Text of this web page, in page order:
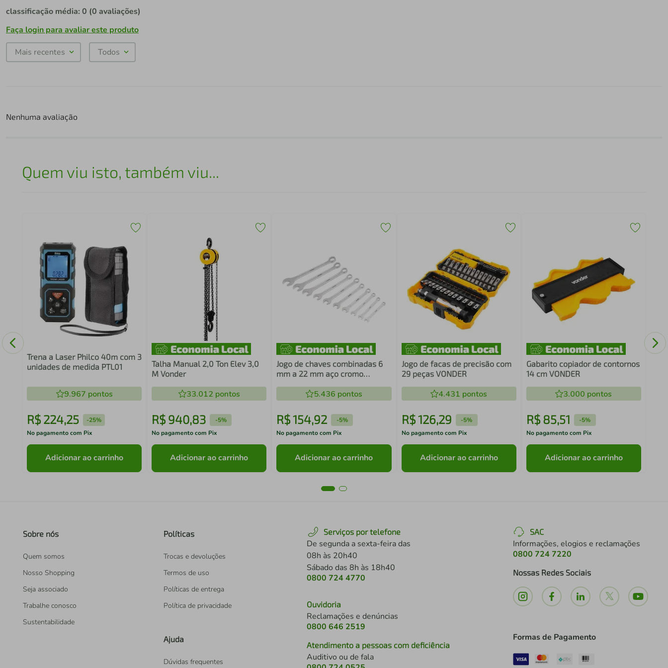
classificação média: 0 (0 avaliações)
Faça login para avaliar este produto
Mais recentes Todos
Nenhuma avaliação
Quem viu isto, também viu...
Trena a Laser Philco 40m com 3
unidades de medida PTL01
9.967 pontos
R$ 224,25 -25%
No pagamento com Pix
Adicionar ao carrinho
Talha Manual 2,0 Ton Elev 3,0
M Vonder
33.012 pontos
R$ 940,83 -5%
No pagamento com Pix
Adicionar ao carrinho
Jogo de chaves combinadas 6
mm a 22 mm aço cromo
5.436 pontos
R$154,92 -5%
No pagamento com Pix
Adicionar ao carrinho
Jogo de facas de precisão com
29 peças VONDER
4.431 pontos
R$126,29 -5%
No pagamento com Pix
Adicionar ao carrinho
Gabarito copiador de contornos
14 cm VONDER
3.000 pontos
R$ 85,51 -5%
No pagamento com Pix
Adicionar ao carrinho
Sobre nós
Quem somos
Nosso Shopping
Seja associado
Trabalhe conosco
Sustentabilidade
Políticas
Trocas e devoluções
Termos de uso
Políticas de entrega
Política de privacidade
Ajuda
Dúvidas frequentes
Serviços por telefone
De segunda a sexta-feira das
08h às 20h40
Sábado das 8h às 18h40
0800 724 4770
Ouvidoria
Reclamações e denúncias
0800 646 2519
Atendimento a pessoas com deficiência
Auditivo ou de fala
SAC
Informações, elogios e reclamações
0800 724 7220
Nossas Redes Sociais
Formas de Pagamento